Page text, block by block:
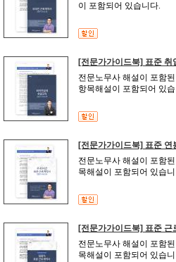
이 포함되어 있습니다.
[전문가가이드북] 표준
전문노무사 해설이 포함
항목해설이 포함되어 있
[전문가가이드북] 표준
전문노무사 해설이 포함
목해설이 포함되어 있습
[전문가가이드북] 표준
전문노무사 해설이 포함
목해설이 포함되어 있습